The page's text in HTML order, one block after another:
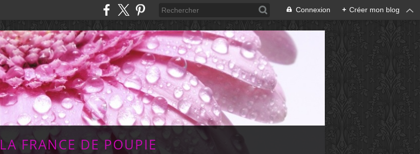
Connexion + Créer mon blog
LA FRANCE DE POUPIE